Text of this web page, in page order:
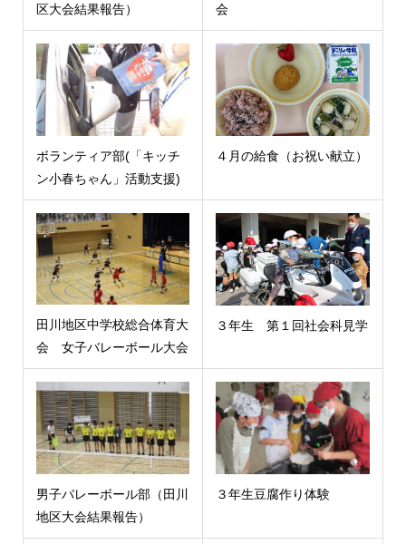
区大会結果報告）
会
ボランティア部(「キッチ
ン小春ちゃん」活動支援)
４月の給食（お祝い献立）
田川地区中学校総合体育大
会 女子バレーボール大会
３年生 第１回社会科見学
男子バレーボール部（田川
地区大会結果報告）
３年生豆腐作り体験